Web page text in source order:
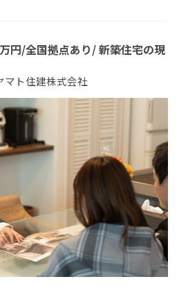
円/全国拠点あり/ 新築住宅の現
ト住建株式会社